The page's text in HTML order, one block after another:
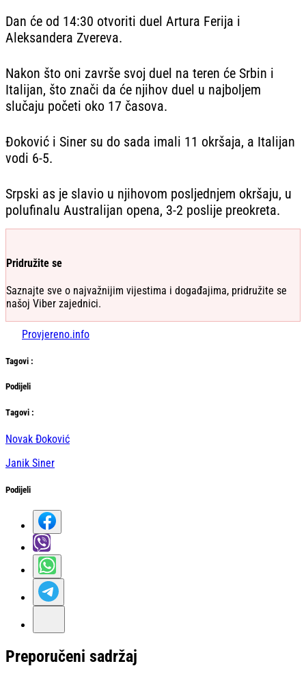
Dan će od 14:30 otvoriti duel Artura Ferija i
Aleksandera Zvereva.
Nakon što oni završe svoj duel na teren će Srbin i
Italijan, što znači da će njihov duel u najboljem
slučaju početi oko 17 časova.
Đoković i Siner su do sada imali 11 okršaja, a Italijan
vodi 6-5.
Srpski as je slavio u njihovom posljednjem okršaju, u
polufinalu Australijan opena, 3-2 poslije preokreta.
Pridružite se
Saznajte sve o najvažnijim vijestima i događajima, pridružite se
našoj Viber zajednici.
Provjereno.info
Tagovi :
Podijeli
Тagovi :
Novak Đoković
Janik Siner
Podijeli
Preporučeni sadržaj